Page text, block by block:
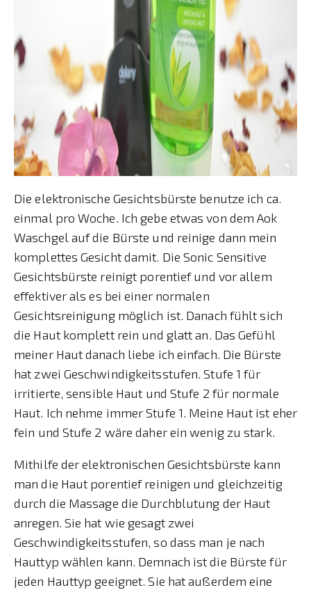
Die elektronische Gesichtsbürste benutze ich ca.
einmal pro Woche. Ich gebe etwas von dem Aok
Waschgel auf die Bürste und reinige dann mein
komplettes Gesicht damit. Die Sonic Sensitive
Gesichtsbürste reinigt porentief und vor allem
effektiver als es bei einer normalen
Gesichtsreinigung möglich ist. Danach fühlt sich
die Haut komplett rein und glatt an. Das Gefühl
meiner Haut danach liebe ich einfach. Die Bürste
hat zwei Geschwindigkeitsstufen. Stufe 1 für
irritierte, sensible Haut und Stufe 2 für normale
Haut. Ich nehme immer Stufe 1. Meine Haut ist eher
fein und Stufe 2 wäre daher ein wenig zu stark.
Mithilfe der elektronischen Gesichtsbürste kann
man die Haut porentief reinigen und gleichzeitig
durch die Massage die Durchblutung der Haut
anregen. Sie hat wie gesagt zwei
Geschwindigkeitsstufen, so dass man je nach
Hauttyp wählen kann. Demnach ist die Bürste für
jeden Hauttyp geeignet. Sie hat außerdem eine